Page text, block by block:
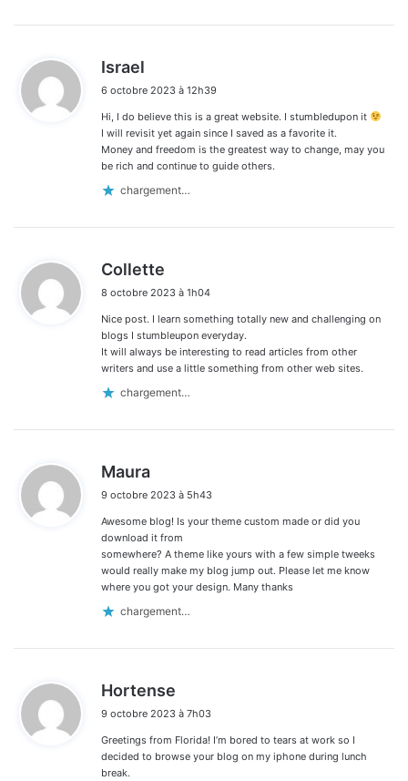
Israel
t
:
6 octobre 2023 à 12h39
Hi, I do believe this is a great website. I stumbledupon it
I will revisit yet again since I saved as a favorite it.
Money and freedom is the greatest way to change, may you
be rich and continue to guide others.
chargement…
Collette
t
:
8 octobre 2023 à 1h04
Nice post. I learn something totally new and challenging on
blogs I stumbleupon everyday.
It will always be interesting to read articles from other
writers and use a little something from other web sites.
chargement…
Maura
t
:
9 octobre 2023 à 5h43
Awesome blog! Is your theme custom made or did you
download it from
somewhere? A theme like yours with a few simple tweeks
would really make my blog jump out. Please let me know
where you got your design. Many thanks
chargement…
Hortense
t
:
9 octobre 2023 à 7h03
Greetings from Florida! I’m bored to tears at work so I
decided to browse your blog on my iphone during lunch
break.